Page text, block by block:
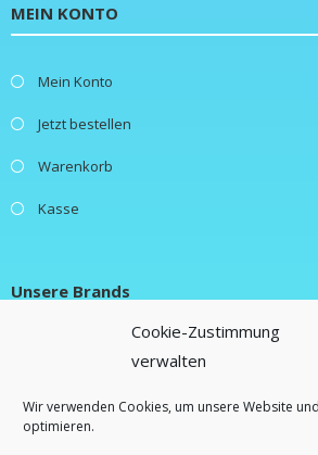
Cookie-Zustimmung
verwalten
Wir verwenden Cookies, um unsere Website
optimieren.
MEIN KONTO
Mein Konto
Jetzt bestellen
Warenkorb
Kasse
Unsere Brands
Lifestylebox